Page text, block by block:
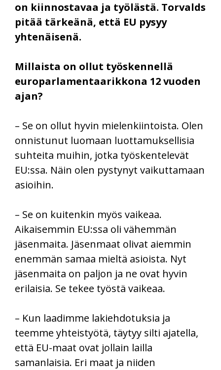
on kiinnostavaa ja työlästä. Torvalds
pitää tärkeänä, että EU pysyy
yhtenäisenä.
Millaista on ollut työskennellä
europarlamentaarikkona 12 vuoden
ajan?
– Se on ollut hyvin mielenkiintoista. Olen
onnistunut luomaan luottamuksellisia
suhteita muihin, jotka työskentelevät
EU:ssa. Näin olen pystynyt vaikuttamaan
asioihin.
– Se on kuitenkin myös vaikeaa.
Aikaisemmin EU:ssa oli vähemmän
jäsenmaita. Jäsenmaat olivat aiemmin
enemmän samaa mieltä asioista. Nyt
jäsenmaita on paljon ja ne ovat hyvin
erilaisia. Se tekee työstä vaikeaa.
– Kun laadimme lakiehdotuksia ja
teemme yhteistyötä, täytyy silti ajatella,
että EU-maat ovat jollain lailla
samanlaisia. Eri maat ja niiden